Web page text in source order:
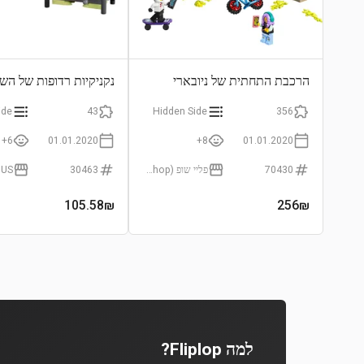
הרכבת התחתית של ניובארי
356
Hidden Side
01.01.2020
8+
70430
256₪
נקניקיות רדופות של
43
01.01.2020
6+
30463
105.58₪
למה Fliplop?